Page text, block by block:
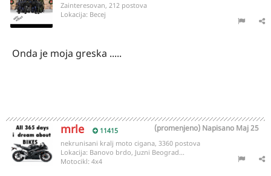
Zainteresovan, 212 postova
Lokacija: Becej
Onda je moja greska .....
mrle 11415 Napisano Maj 25
(promenjeno)
nekrunisani kralj moto cigana, 3360 postova
Lokacija: Banovo brdo, Juzni Beograd...
Motocikl: 4x4